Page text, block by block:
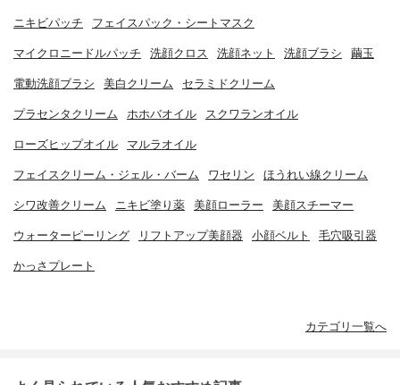
ニキビパッチ フェイスパック・シートマスク
マイクロニードルパッチ 洗顔クロス 洗顔ネット 洗顔ブラシ 繭玉
電動洗顔ブラシ 美白クリーム セラミドクリーム
プラセンタクリーム ホホバオイル スクワランオイル
ローズヒップオイル マルラオイル
フェイスクリーム・ジェル・バーム ワセリン ほうれい線クリーム
シワ改善クリーム ニキビ塗り薬 美顔ローラー 美顔スチーマー
ウォーターピーリング リフトアップ美顔器 小顔ベルト 毛穴吸引器
かっさプレート
カテゴリ一覧へ